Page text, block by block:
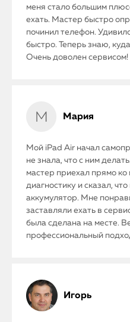
меня стало большим
ехать. Мастер быстро
починил телефон.
быстро. Теперь знаю,
Очень доволен сервисом!
Мария
Мой iPad Air начал
не знала, что с ним
мастер приехал прямо
диагностику и сказал,
аккумулятор. Мне
заставляли ехать в
была сделана на месте.
профессиональный
Игорь